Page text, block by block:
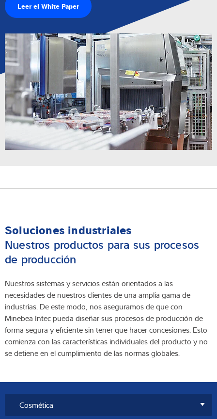
Leer el White Paper
Soluciones industriales
Nuestros productos para sus procesos
de producción
Nuestros sistemas y servicios están orientados a las
necesidades de nuestros clientes de una amplia gama de
industrias. De este modo, nos aseguramos de que con
Minebea Intec pueda diseñar sus procesos de producción de
forma segura y eficiente sin tener que hacer concesiones. Esto
comienza con las características individuales del producto y no
se detiene en el cumplimiento de las normas globales.